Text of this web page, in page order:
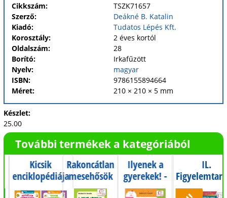
Cikkszám:
TSZK71657
Szerző:
Deákné B. Katalin
Kiadó:
Tudatos Lépés Kft.
Korosztály:
2 éves kortól
Oldalszám:
28
Borító:
Irkafűzött
Nyelv:
magyar
ISBN:
9786155894664
Méret:
210 × 210 × 5 mm
Készlet:
25.00
További termékek a kategóriából
Kicsik
enciklopédiája
- 3 könyv 1
Rakoncátlan
mesehősök
- lapkönyv
Ilyenek a
gyerekek! -
Ovisoknak
IL.
fejlesztő